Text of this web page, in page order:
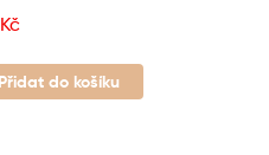
Kč
Přidat do košíku